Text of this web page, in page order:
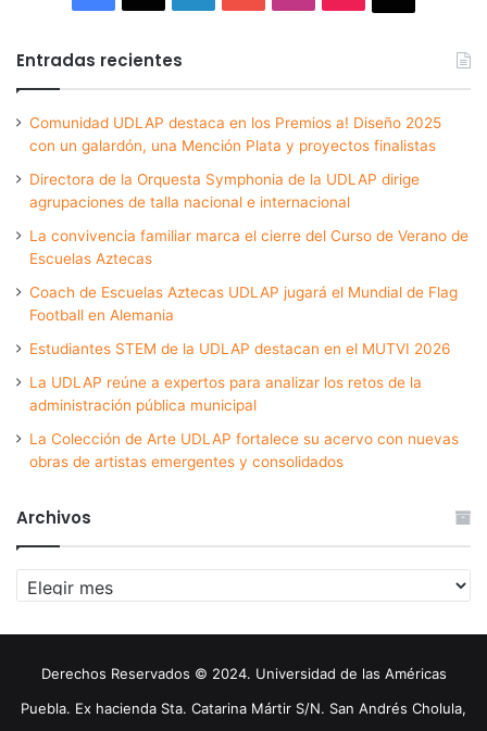
Entradas recientes
Comunidad UDLAP destaca en los Premios a! Diseño 2025
con un galardón, una Mención Plata y proyectos finalistas
Directora de la Orquesta Symphonia de la UDLAP dirige
agrupaciones de talla nacional e internacional
La convivencia familiar marca el cierre del Curso de Verano de
Escuelas Aztecas
Coach de Escuelas Aztecas UDLAP jugará el Mundial de Flag
Football en Alemania
Estudiantes STEM de la UDLAP destacan en el MUTVI 2026
La UDLAP reúne a expertos para analizar los retos de la
administración pública municipal
La Colección de Arte UDLAP fortalece su acervo con nuevas
obras de artistas emergentes y consolidados
Archivos
Archivos
Derechos Reservados © 2024. Universidad de las Américas
Puebla. Ex hacienda Sta. Catarina Mártir S/N. San Andrés Cholula,